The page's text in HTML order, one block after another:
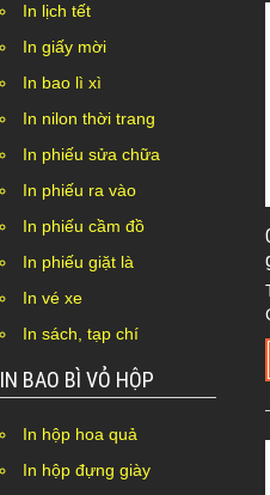
In lịch tết
In giấy mời
In bao lì xì
In nilon thời trang
In phiếu sửa chữa
In phiếu ra vào
In phiếu cầm đồ
In phiếu giặt là
In vé xe
In sách, tạp chí
IN BAO BÌ VỎ HỘP
In hộp hoa quả
In hộp đựng giày